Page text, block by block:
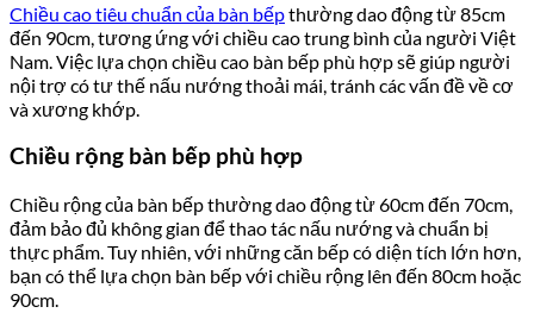
Chiều cao tiêu chuẩn của bàn bếpthường dao động từ 85cm
đến 90cm, tương ứng với chiều cao trung bình của người Việt
Nam. Việc lựa chọn chiều cao bàn bếp phù hợp sẽ giúp người
nội trợ có tư thế nấu nướng thoải mái, tránh các vấn đề về cơ
và xương khớp.
Chiều rộng bàn bếp phù hợp
Chiều rộng của bàn bếp thường dao động từ 60cm đến 70cm,
đảm bảo đủ không gian để thao tác nấu nướng và chuẩn bị
thực phẩm. Tuy nhiên, với những căn bếp có diện tích lớn hơn,
bạn có thể lựa chọn bàn bếp với chiều rộng lên đến 80cm hoặc
90cm.